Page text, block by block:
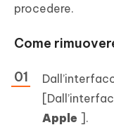
procedere.
Come
Apple ].